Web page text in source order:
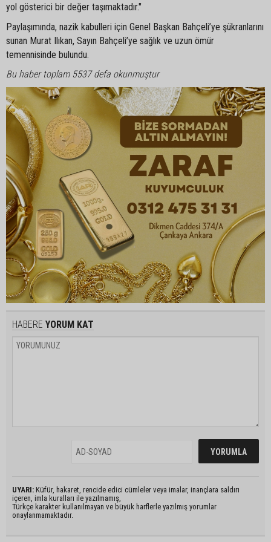
yol gösterici bir değer taşımaktadır."
Paylaşımında, nazik kabulleri için Genel Başkan Bahçeli’ye şükranlarını
sunan Murat Ilıkan, Sayın Bahçeli’ye sağlık ve uzun ömür
temennisinde bulundu.
Bu haber toplam 5537 defa okunmuştur
HABERE YORUM KAT
UYARI: Küfür, hakaret, rencide edici cümleler veya imalar, inançlara saldırı
içeren, imla kuralları ile yazılmamış,
Türkçe karakter kullanılmayan ve büyük harflerle yazılmış yorumlar
onaylanmamaktadır.